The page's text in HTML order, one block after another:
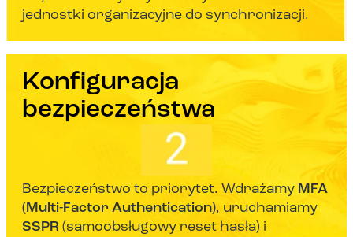
jednostki organizacyjne do synchronizacji.
Konfiguracja
bezpieczeństwa
Bezpieczeństwo to priorytet. Wdrażamy MFA
(Multi-Factor Authentication), uruchamiamy
SSPR (samoobsługowy reset hasła) i